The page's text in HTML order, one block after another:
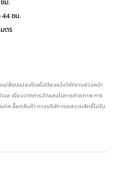
ซม.
ตร
เปลี่ยนแปลงโดยไม่ต้องแจ้งให้ทราบล่วงหน้า
อ เนื่องจากการจัดแสงในการถ่ายภาพ การ
ละล็อตสินค้า ทางบริษัทฯขอสงวนสิทธิ์ไม่รับ